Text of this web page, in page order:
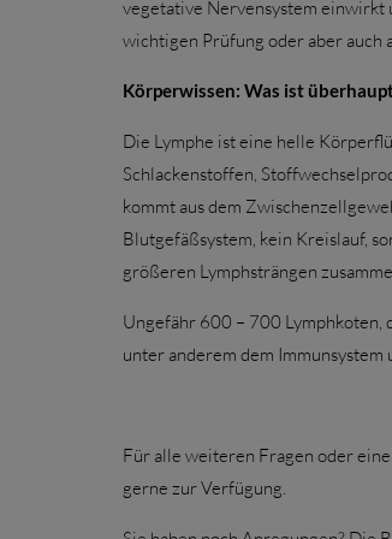
vegetative Nervensystem einwirkt
wichtigen Prüfung oder aber auch
Körperwissen: Was ist
Die Lymphe ist eine helle
Schlackenstoffen,
kommt aus dem
Blutgefäßsystem, kein Kreislauf,
größeren Lymphsträngen
Ungefähr 600 – 700 Lymphkoten,
unter anderem dem Immunsystem
Für alle weiteren Fragen oder
gerne zur Verfügung.